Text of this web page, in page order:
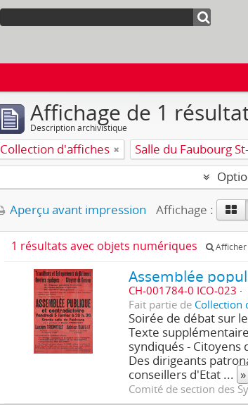
Affichage de 1
Description archivistique
Collection d'affiches
Salle du Faubourg
Aperçu avant impression Affichage :
1 résultats avec objets numériques
CH-001784-0 ICO-023
Fait partie de Collection
Soirée de débat sur
Texte
syndiqués - Citoyens
Des dirigeants
conseillers d'Etat ... »
Comité de section des